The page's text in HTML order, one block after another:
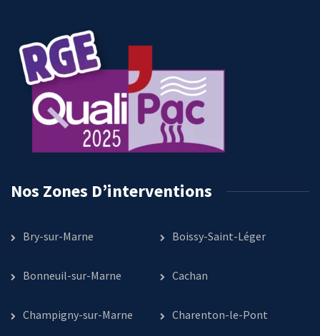
Nos Zones D’interventions
Bry-sur-Marne Boissy-Saint-Léger
Bonneuil-sur-Marne Cachan
Champigny-sur-Marne Charenton-le-Pont